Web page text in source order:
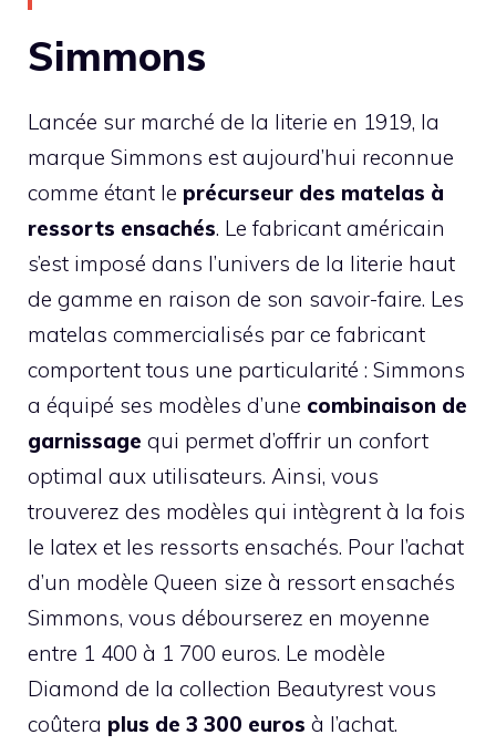
Simmons
Lancée sur marché de la literie en 1919, la
marque Simmons est aujourd’hui reconnue
comme étant le précurseur des matelas à
ressorts ensachés. Le fabricant américain
s’est imposé dans l’univers de la literie haut
de gamme en raison de son savoir-faire. Les
matelas commercialisés par ce fabricant
comportent tous une particularité : Simmons
a équipé ses modèles d’une combinaison de
garnissage qui permet d’offrir un confort
optimal aux utilisateurs. Ainsi, vous
trouverez des modèles qui intègrent à la fois
le latex et les ressorts ensachés. Pour l’achat
d’un modèle Queen size à ressort ensachés
Simmons, vous débourserez en moyenne
entre 1 400 à 1 700 euros. Le modèle
Diamond de la collection Beautyrest vous
coûtera plus de 3 300 euros à l’achat.